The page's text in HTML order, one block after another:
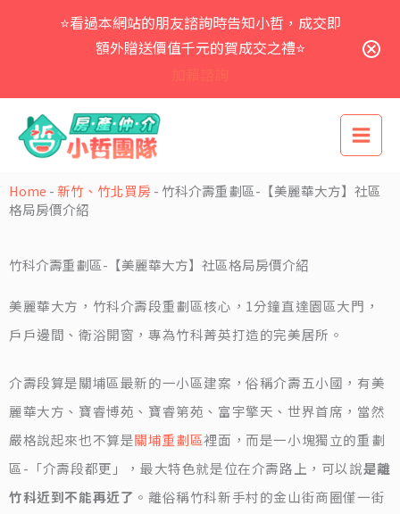
⭐看過本網站的朋友諮詢時告知小哲，成交即
額外贈送價值千元的賀成交之禮⭐
容
Home -新竹、竹北買房- 竹科介壽重劃區-【美麗華大方】社區
格局房價介紹
竹科介壽重劃區-【美麗華大方】社區格局房價介紹
美麗華大方，竹科介壽段重劃區核心，1分鐘直達園區大門，
戶戶邊間、衛浴開窗，專為竹科菁英打造的完美居所。
介壽段算是關埔區最新的一小區建案，俗稱介壽五小國，有美
麗華大方、寶睿博苑、寶睿第苑、富宇擎天、世界首席，當然
嚴格說起來也不算是關埔重劃區裡面，而是一小塊獨立的重劃
區-「介壽段都更」，最大特色就是位在介壽路上，可以說是離
竹科近到不能再近了 。離俗稱竹科新手村的金山街商圈僅一街